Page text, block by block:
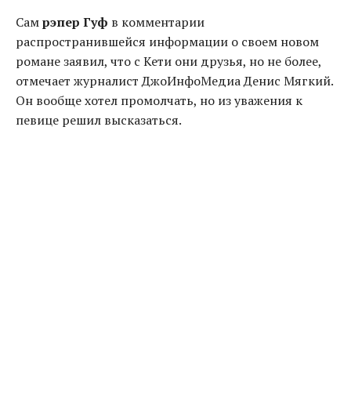
Самрэпер Гуф в комментарии
распространившейся информации о своем новом
романе заявил, что с Кети они друзья, но не более,
отмечает журналист ДжоИнфоМедиа Денис Мягкий.
Он вообще хотел промолчать, но из уважения к
певице решил высказаться.